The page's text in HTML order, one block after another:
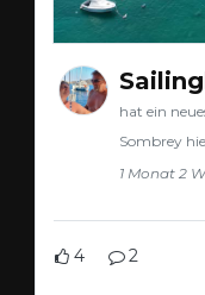
hat ein
Sombrey
1 Monat 2
4 2